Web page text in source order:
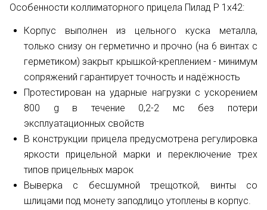
Особенности коллиматорного прицела Пилад P 1x42:
Корпус выполнен из цельного куска металла,
только снизу он герметично и прочно (на 6 винтах с
герметиком) закрыт крышкой-креплением - минимум
сопряжений гарантирует точность и надёжность
Протестирован на ударные нагрузки с ускорением
800 g в течение 0,2-2 мс без потери
эксплуатационных свойств
В конструкции прицела предусмотрена регулировка
яркости прицельной марки и переключение трех
типов прицельных марок
Выверка с бесшумной трещоткой, винты со
шлицами под монету заподлицо утоплены в корпус.